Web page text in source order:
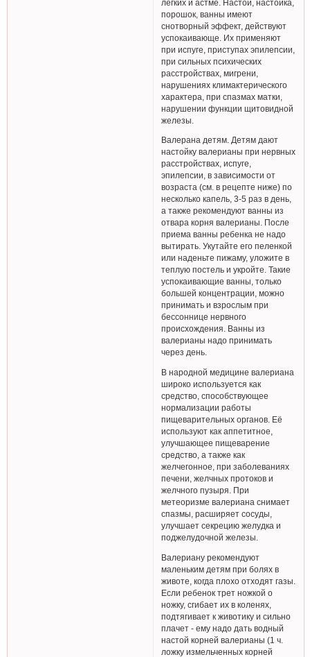
легких и астме. Настой, настойка,
порошок, ванны имеют
снотворный эффект, действуют
успокаивающе. Их применяют
при испуге, приступах эпилепсии,
при сильных психических
расстройствах, мигрени,
нарушениях климактерического
характера, при спазмах матки,
нарушении функции щитовидной
железы.
Валерана детям. Детям дают
настойку валерианы при нервных
расстройствах, испуге,
эпилепсии, в зависимости от
возраста (см. в рецепте ниже) по
несколько капель, 3-5 раз в день,
а также рекомендуют ванны из
отвара корня валерианы. После
приема ванны ребенка не надо
вытирать. Укутайте его пеленкой
или наденьте пижаму, уложите в
теплую постель и укройте. Такие
успокаивающие ванны, только
большей концентрации, можно
принимать и взрослым при
бессоннице нервного
происхождения. Ванны из
валерианы надо принимать
через день.
В народной медицине валериана
широко используется как
средство, способствующее
нормализации работы
пищеварительных органов. Её
используют как аппетитное,
улучшающее пищеварение
средство, а также как
желчегонное, при заболеваниях
печени, желчных протоков и
желчного пузыря. При
метеоризме валериана снимает
спазмы, расширяет сосуды,
улучшает секрецию желудка и
поджелудочной железы.
Валериану рекомендуют
маленьким детям при болях в
животе, когда плохо отходят газы.
Если ребенок трет ножкой о
ножку, сгибает их в коленях,
подтягивает к животику и сильно
плачет - ему надо дать водный
настой корней валерианы (1 ч.
ложку измельченных корней